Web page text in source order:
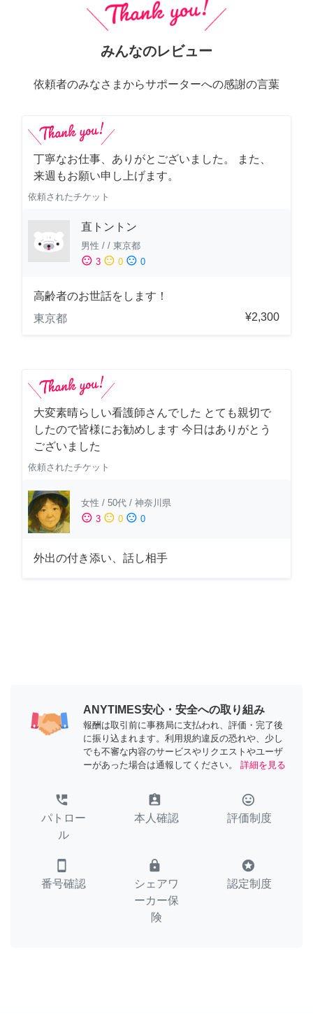
みんなのレビュー
依頼者のみなさまからサポーターへの感謝の言葉
丁寧なお仕事、ありがとございました。 また、
来週もお願い申し上げます。
依頼されたチケット
直トントン
男性 / / 東京都
sentiment_satisfied 3 sentiment_neutral 0 sentiment_dissatisfied 0
高齢者のお世話をします！
東京都
¥2,300
大変素晴らしい看護師さんでした とても親切で
したので皆様にお勧めします 今日はありがとう
ございました
依頼されたチケット
女性 / 50代 / 神奈川県
sentiment_satisfied 3 sentiment_neutral 0 sentiment_dissatisfied 0
外出の付き添い、話し相手
ANYTIMES安心・安全への取り組み
報酬は取引前に事務局に支払われ、評価・完了後
に振り込まれます。利用規約違反の恐れや、少し
でも不審な内容のサービスやリクエストやユーザ
ーがあった場合は通報してください。
詳細を見る
perm_phone_msg
パトロー
ル
assignment_ind
本人確認
tag_faces
評価制度
smartphone
番号確認
lock
シェアワ
ーカー保
険
stars
認定制度